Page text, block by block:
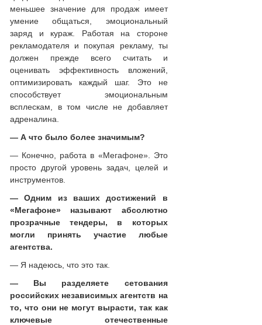
меньшее значение для продаж имеет
умение общаться, эмоциональный
заряд и кураж. Работая на стороне
рекламодателя и покупая рекламу, ты
должен прежде всего считать и
оценивать эффективность вложений,
оптимизировать каждый шаг. Это не
способствует эмоциональным
всплескам, в том числе не добавляет
адреналина.
— А что было более значимым?
— Конечно, работа в «Мегафоне». Это
просто другой уровень задач, целей и
инструментов.
— Одним из ваших достижений в
«Мегафоне» называют абсолютно
прозрачные тендеры, в которых
могли принять участие любые
агентства.
— Я надеюсь, что это так.
— Вы разделяете сетования
российских независимых агентств на
то, что они не могут вырасти, так как
ключевые отечественные